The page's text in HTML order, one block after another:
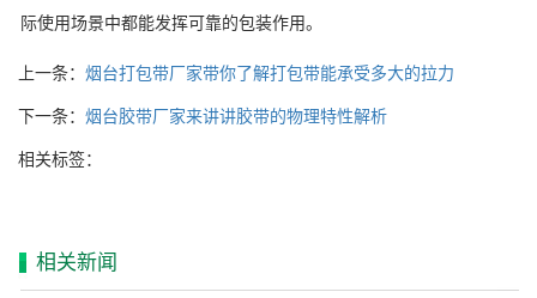
际使用场景中都能发挥可靠的包装作用。
上一条： 烟台打包带厂家带你了解打包带能承受多大的拉力
下一条： 烟台胶带厂家来讲讲胶带的物理特性解析
相关标签：
相关新闻